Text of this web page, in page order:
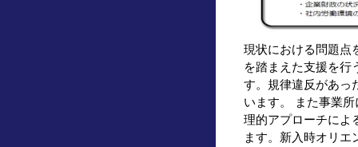
現状における問題点
を踏まえた支援を行
す。規律違反があっ
います。 また事業
理的アプローチによ
ます。新入時オリ